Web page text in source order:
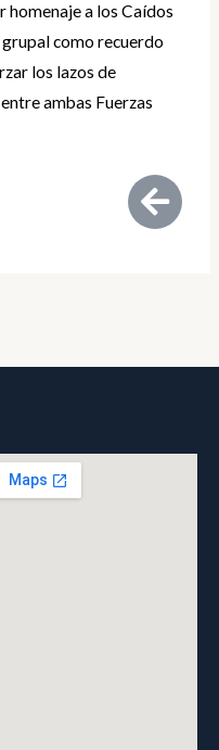
homenaje a los Caídos
como recuerdo
los lazos de
ambas Fuerzas